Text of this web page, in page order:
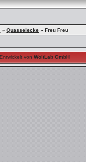
» Quasselecke » Freu Freu
Entwickelt von WoltLab GmbH